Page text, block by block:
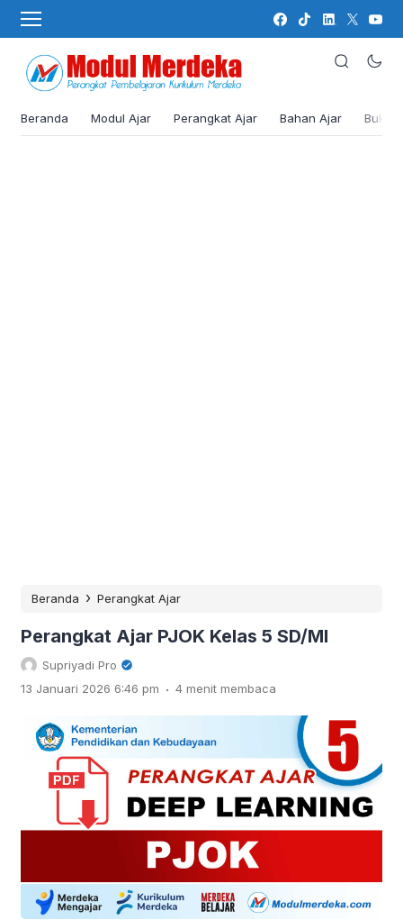
Beranda Modul Ajar Perangkat Ajar Bahan Ajar Buku
Beranda › Perangkat Ajar
Perangkat Ajar PJOK Kelas 5 SD/MI
Supriyadi Pro
13 Januari 2026 6:46 pm . 4 menit membaca